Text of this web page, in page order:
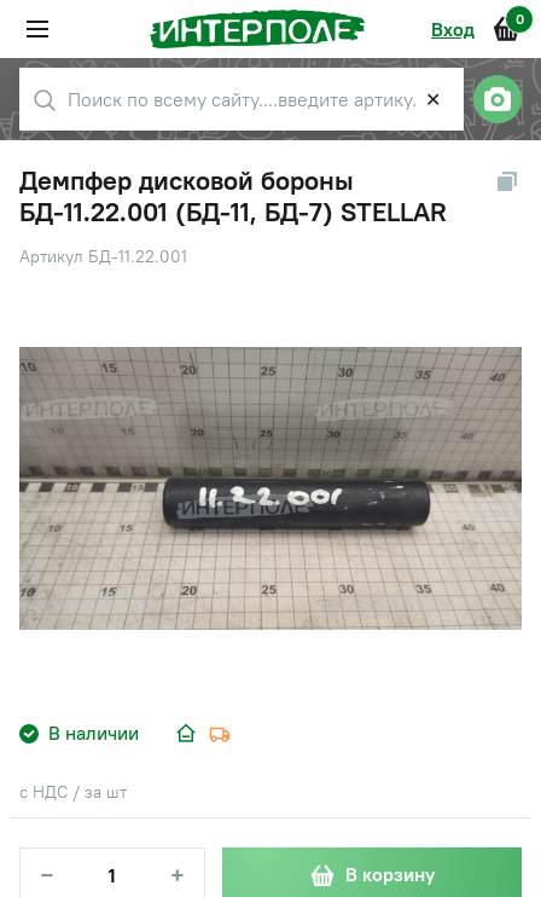
Вход 0
✕
Демпфер дисковой бороны
БД-11.22.001 (БД-11, БД-7) STELLAR
Артикул БД-11.22.001
В наличии
с НДС / за шт
− + В корзину